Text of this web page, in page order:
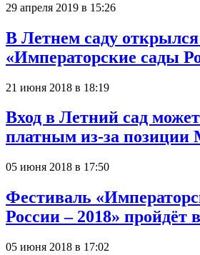
29 апреля 2019 в 15:26
В Летнем саду
«Императорские сады
21 июня 2018 в 18:19
Вход в Летний сад
платным из-за позиции
05 июня 2018 в 17:50
Фестиваль
России – 2018» пройдёт
05 июня 2018 в 17:02